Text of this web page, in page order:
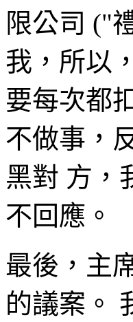
限公司 ("
我，所以
要每次都
不做事，
黑對 方，
不回應。
最後，主
的議案。